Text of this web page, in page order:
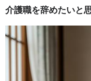
介護職を辞めたいと